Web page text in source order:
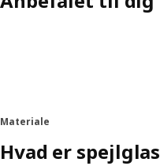
Materiale
Hvad er spejlglas